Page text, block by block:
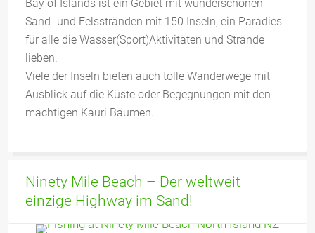
Bay of Islands ist ein Gebiet mit wunderschönen
Sand- und Felsstränden mit 150 Inseln, ein Paradies
für alle die Wasser(Sport)Aktivitäten und Strände
lieben.
Viele der Inseln bieten auch tolle Wanderwege mit
Ausblick auf die Küste oder Begegnungen mit den
mächtigen Kauri Bäumen.
Ninety Mile Beach – Der weltweit
einzige Highway im Sand!